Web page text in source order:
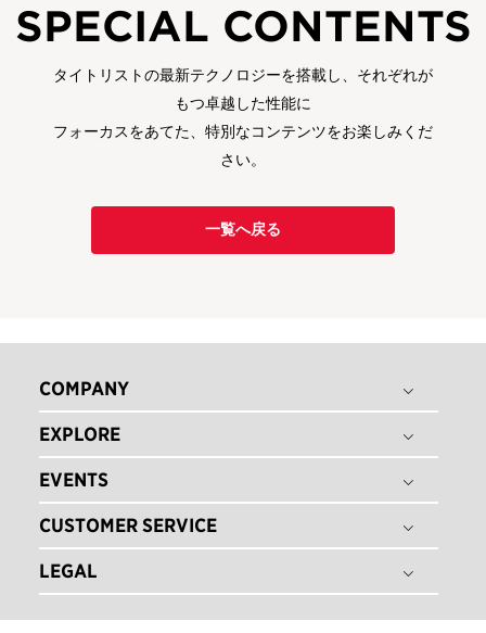
SPECIAL CONTENTS
タイトリストの最新テクノロジーを搭載し、それぞれが
もつ卓越した性能に
フォーカスをあてた、特別なコンテンツをお楽しみくだ
さい。
一覧へ戻る
COMPANY
THE TITLEIST STORY
タイトリスト グローバル
採用情報
EXPLORE
ゴルフボール
ゴルフクラブ
ゴルフギア
ゴルフアパレル
ツアー情報
EVENTS
ゴルフボールフィッティング
ゴルフクラブフィッティング
ゴルフクラブ パフォーマンス体感イベント
CUSTOMER SERVICE
注文状況の確認
LEGAL
特定商取引法に基づく表記